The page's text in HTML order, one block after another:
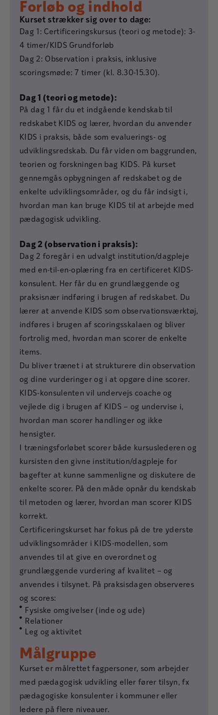
Forløb og indhold
Kurset strækker sig over to dage:
Dag 1: Certificeringskursus (teori og metode): 3-
4 timer/KIDS Grundforløb
Dag 2: Observation i praksis, inklusive
scoringsmøde: 7 timer (kl. 8.30-15.30).
Dag 1 (teori og metode):
På dag 1 får du et indgående kendskab til
redskabet KIDS og lærer, hvordan du anvender
KIDS i praksis, både som evaluerings- og
udviklingsredskab. Du får viden om baggrunden,
teorien og forskningen bag KIDS. På kurset
gennemgås opbygningen af redskabet og de
enkelte udviklingsområder, og du får indsigt i,
hvordan man kan bruge KIDS til at arbejde med
pædagogisk udvikling.
Dag 2 (observation i praksis):
Dag 2 foregår i en udvalgt institution/dagpleje
med en-til-en-oplæring fra en certificeret KIDS-
konsulent. Her får du en grundlæggende og
praksisnær indføring i brugen af redskabet. Du
lærer at anvende KIDS som observationsværktøj,
indføres i brugen af scoringsskalaen og bliver
fortrolig med, hvordan man scorer de enkelte
items.
Du bliver trænet i at strukturere din observation
og dine vurderinger og i at opgøre dine scorer.
KIDS-konsulenten vil undervejs coache og
vejlede dig i brugen af KIDS – og undervise i,
hvordan man scorer handlinger og ikke
hensigter.
I træningsforløbet scorer både kursuslederen og
kursisten den givne institution/dagpleje for
bagefter at kunne sammenligne og diskutere de
enkelte scorer. På den måde opnår du kendskab
til metoden og lærer, hvordan man scorer KIDS
korrekt.
Certificeringskurset har fokus på de tre yderste
udviklingsområder i KIDS-modellen, som
anvendes til at give en overordnet og
grundlæggende vurdering af kvalitet – og
anvendes i tilsynet. På praksisdagen observeres
og scores:
Fysiske omgivelser (inde og ude)
Relationer
Leg og aktivitet
Målgruppe
Kurset er målrettet fagpersoner, som arbejder
med pædagogisk udvikling eller fører tilsyn, fx
pædagogiske konsulenter i kommuner eller
ledere på flere niveauer.